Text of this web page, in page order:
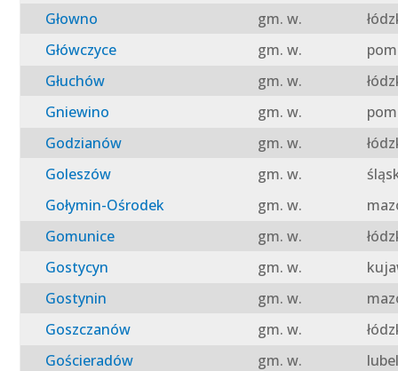
Głowno
gm. w.
Główczyce
gm. w.
Głuchów
gm. w.
Gniewino
gm. w.
Godzianów
gm. w.
Goleszów
gm. w.
Gołymin-Ośrodek
gm. w.
Gomunice
gm. w.
Gostycyn
gm. w.
Gostynin
gm. w.
Goszczanów
gm. w.
Gościeradów
gm. w.